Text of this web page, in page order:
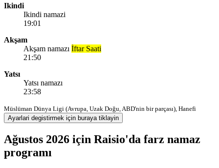
Ikindi
Ikindi namazi
19:01
Akşam
Akşam namazı İftar Saati
21:50
Yatsı
Yatsı namazı
23:58
Müslüman Dünya Ligi (Avrupa, Uzak Doğu, ABD'nin bir parçası), Hanefi
Ayarlari degistirmek için buraya tiklayin
Ağustos 2026 için Raisio'da farz namaz
programı